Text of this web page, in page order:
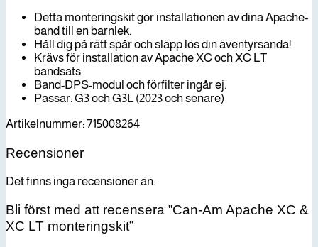
Detta monteringskit gör installationen av dina Apache-
band till en barnlek.
Håll dig på rätt spår och släpp lös din äventyrsanda!
Krävs för installation av Apache XC och XC LT
bandsats.
Band-DPS-modul och förfilter ingår ej.
Passar: G3 och G3L (2023 och senare)
Artikelnummer: 715008264
Recensioner
Det finns inga recensioner än.
Bli först med att recensera ”Can-Am Apache XC &
XC LT monteringskit”